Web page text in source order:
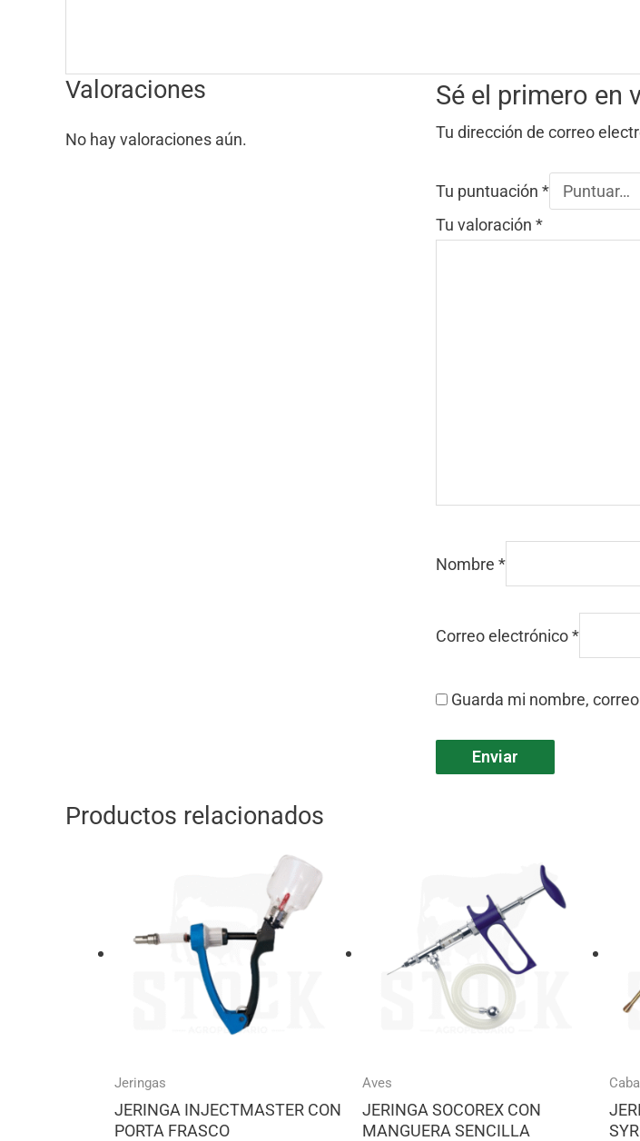
Valoraciones
No hay valoraciones aún.
Sé el primero en
Tu dirección de correo
Tu puntuación *
Tu valoración *
Nombre *
Correo electrónico*
Guarda mi nombre,
Productos relacionados
Jeringas
JERINGA INJECTMASTER CON
PORTA FRASCO
Aves
JERINGA SOCOREX CON
MANGUERA SENCILLA